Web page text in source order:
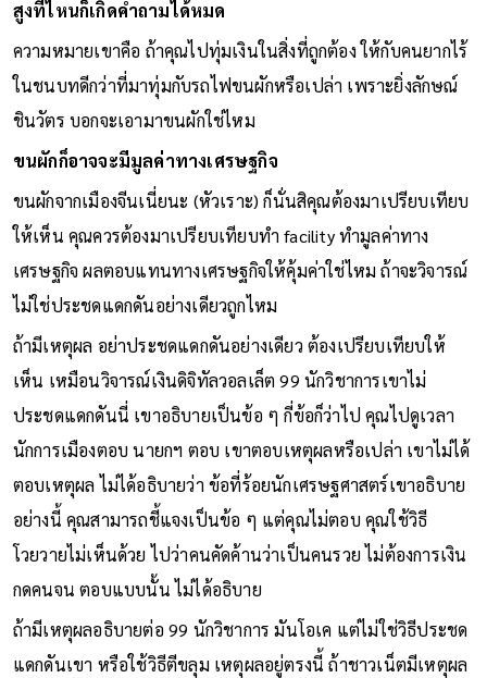
สูงที่ไหนก็เกิดคำถามได้หมด
ความหมายเขาคือ ถ้าคุณไปทุ่มเงินในสิ่งที่ถูกต้อง ให้กับคนยากไร้
ในชนบทดีกว่าที่มาทุ่มกับรถไฟขนผักหรือเปล่า เพราะยิ่งลักษณ์
ชินวัตร บอกจะเอามาขนผักใช่ไหม
ขนผักก็อาจจะมีมูลค่าทางเศรษฐกิจ
ขนผักจากเมืองจีนเนี่ยนะ (หัวเราะ) ก็นั่นสิคุณต้องมาเปรียบเทียบ
ให้เห็น คุณควรต้องมาเปรียบเทียบทำ facility ทำมูลค่าทาง
เศรษฐกิจ ผลตอบแทนทางเศรษฐกิจให้คุ้มค่าใช่ไหม ถ้าจะวิจารณ์
ไม่ใช่ประชดแดกดันอย่างเดียวถูกไหม
ถ้ามีเหตุผล อย่าประชดแดกดันอย่างเดียว ต้องเปรียบเทียบให้
เห็น เหมือนวิจารณ์เงินดิจิทัลวอลเล็ต 99 นักวิชาการเขาไม่
ประชดแดกดันนี่ เขาอธิบายเป็นข้อ ๆ กี่ข้อก็ว่าไป คุณไปดูเวลา
นักการเมืองตอบ นายกฯ ตอบ เขาตอบเหตุผลหรือเปล่า เขาไม่ได้
ตอบเหตุผล ไม่ได้อธิบายว่า ข้อที่ร้อยนักเศรษฐศาสตร์เขาอธิบาย
อย่างนี้ คุณสามารถชี้แจงเป็นข้อ ๆ แต่คุณไม่ตอบ คุณใช้วิธี
โวยวายไม่เห็นด้วย ไปว่าคนคัดค้านว่าเป็นคนรวย ไม่ต้องการเงิน
กดคนจน ตอบแบบนั้น ไม่ได้อธิบาย
ถ้ามีเหตุผลอธิบายต่อ 99 นักวิชาการ มันโอเค แต่ไม่ใช่วิธีประชด
แดกดันเขา หรือใช้วิธีตีขลุม เหตุผลอยู่ตรงนี้ ถ้าชาวเน็ตมีเหตุผล